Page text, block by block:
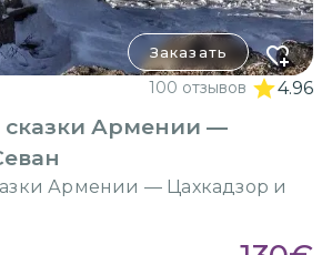
Заказать
100 отзывов 4.96
сказки Армении —
Армении — Цахкадзор и